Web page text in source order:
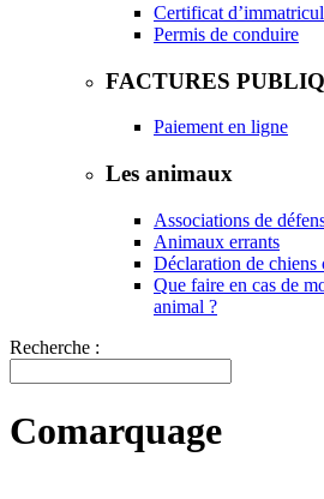
Certificat
Permis de conduire
FACTURES
Paiement en ligne
Les animaux
Associations de
Animaux errants
Déclaration de chiens
Que faire en cas de
animal ?
Recherche :
Comarquage